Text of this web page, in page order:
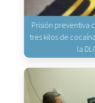
Prisión preventiva
tres kilos de
la